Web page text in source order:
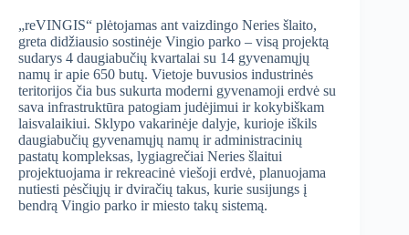
„reVINGIS“ plėtojamas ant vaizdingo Neries šlaito,
greta didžiausio sostinėje Vingio parko – visą projektą
sudarys 4 daugiabučių kvartalai su 14 gyvenamųjų
namų ir apie 650 butų. Vietoje buvusios industrinės
teritorijos čia bus sukurta moderni gyvenamoji erdvė su
sava infrastruktūra patogiam judėjimui ir kokybiškam
laisvalaikiui. Sklypo vakarinėje dalyje, kurioje iškils
daugiabučių gyvenamųjų namų ir administracinių
pastatų kompleksas, lygiagrečiai Neries šlaitui
projektuojama ir rekreacinė viešoji erdvė, planuojama
nutiesti pėsčiųjų ir dviračių takus, kurie susijungs į
bendrą Vingio parko ir miesto takų sistemą.